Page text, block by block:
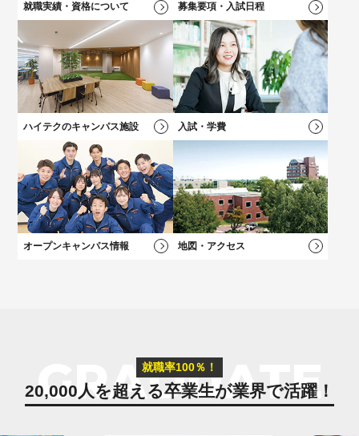
募集要項・入試情報 学費について
学科一覧を見る 総合型選抜（AO）入試
卒業後も万全！
就職サポート
負担を軽減！
学費サポート
学科一覧を見る 学費について
新キャンパス完成！
施設・設備
大学？專門？
迷っている方へ
卒業後も万全！
就職サポート
負担を軽減！
学費サポート
就職実績・資格について 募集要項・入試日程
ハイテクのキャンパス施設 入試・学費
オープンキャンパス情報 地図・アクセス
20,000人を超える卒業生が業界で活躍！
就職率100％！
GRADUATE